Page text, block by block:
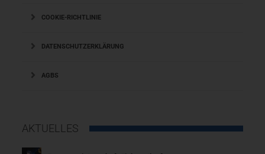
COOKIE-RICHTLINIE
DATENSCHUTZERKLÄRUNG
AGBS
AKTUELLES